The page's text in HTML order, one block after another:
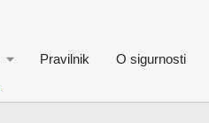
Pravilnik O sigurnosti